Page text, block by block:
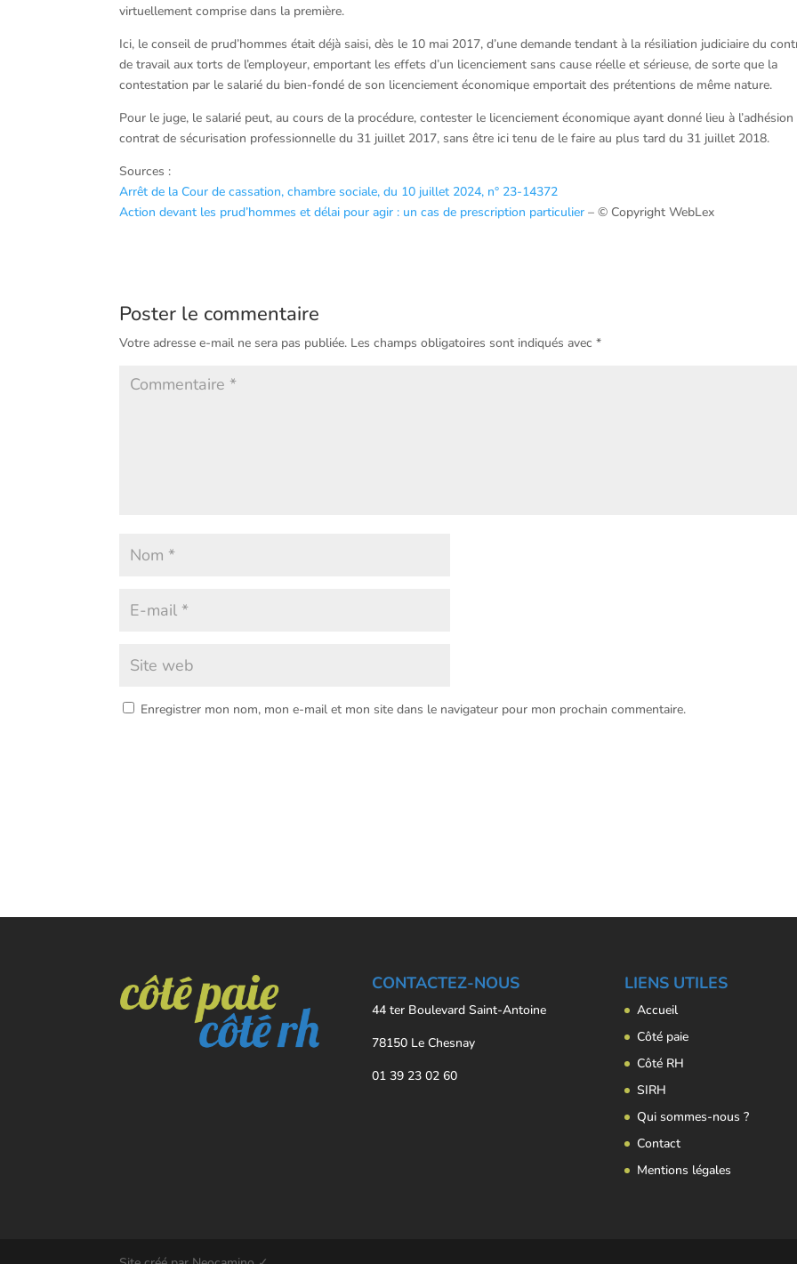
virtuellement comprise dans la première.
Ici, le conseil de prud’hommes était déjà saisi, dès le 10 mai 2017, d’une demande tendant à la résiliation judiciaire du
de travail aux torts de l’employeur, emportant les effets d’un licenciement sans cause réelle et sérieuse, de sorte que la
contestation par le salarié du bien-fondé de son licenciement économique emportait des prétentions de même nature.
Pour le juge, le salarié peut, au cours de la procédure, contester le licenciement économique ayant donné lieu à l’adhésion
contrat de sécurisation professionnelle du 31 juillet 2017, sans être ici tenu de le faire au plus tard du 31 juillet 2018.
Sources :
Arrêt de la Cour de cassation, chambre sociale, du 10 juillet 2024, n° 23-14372
Action devant les prud’hommes et délai pour agir : un cas de prescription particulier – © Copyright WebLex
Poster le commentaire
Votre adresse e-mail ne sera pas publiée. Les champs obligatoires sont indiqués avec*
Enregistrer mon nom, mon e-mail et mon site dans le navigateur pour mon prochain commentaire.
CONTACTEZ-NOUS
44 ter Boulevard Saint-Antoine
78150 Le Chesnay
01 39 23 02 60
LIENS UTILES
Accueil
Côté paie
Côté RH
SIRH
Qui sommes-nous ?
Contact
Mentions légales